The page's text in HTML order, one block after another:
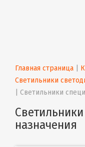
Главная страница
Светильники
Светильники
назначения